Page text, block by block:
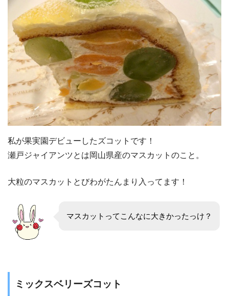
私が果実園デビューしたズコットです！
瀬戸ジャイアンツとは岡山県産のマスカットのこと。
大粒のマスカットとびわがたんまり入ってます！
マスカットってこんなに大きかったっけ？
ミックスベリーズコット